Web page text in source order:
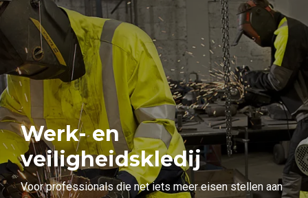
Werk- en
veiligheidskledij
Voor professionals die net iets meer eisen stellen aan